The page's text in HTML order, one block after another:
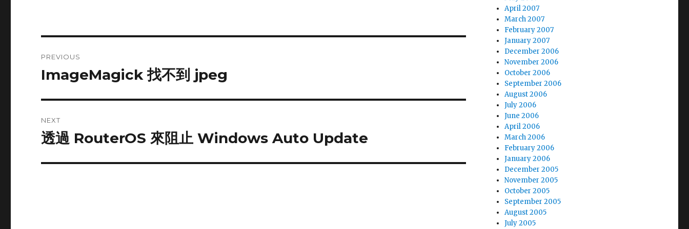
navigation
PREVIOUS
Previous
ImageMagick 找不到 jpeg
NEXT
Next
透過 RouterOS 來阻止 Windows Auto Update
April 2007
March 2007
February 2007
January 2007
December 2006
November 2006
October 2006
September 2006
August 2006
July 2006
June 2006
April 2006
March 2006
February 2006
January 2006
December 2005
November 2005
October 2005
September 2005
August 2005
July 2005